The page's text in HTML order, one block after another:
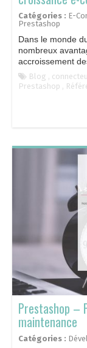
Catégories : E-
Prestashop
Dans le monde
nombreux
accroissement
Blog ,
Prestashop ,
Prestashop –
maintenance
Catégories :